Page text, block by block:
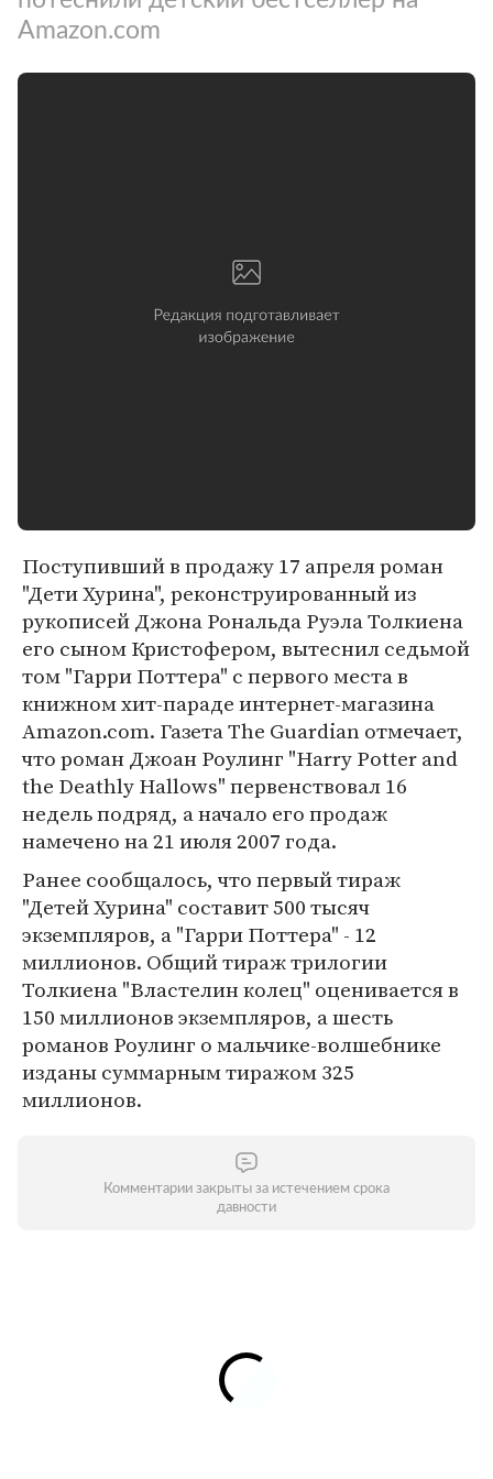
Amazon.com
Поступивший в продажу 17 апреля роман
"Дети Хурина", реконструированный из
рукописей Джона Рональда Руэла Толкиена
его сыном Кристофером, вытеснил седьмой
том "Гарри Поттера" с первого места в
книжном хит-параде интернет-магазина
Amazon.com. Газета The Guardian отмечает,
что роман Джоан Роулинг "Harry Potter and
the Deathly Hallows" первенствовал 16
недель подряд, а начало его продаж
намечено на 21 июля 2007 года.
Ранее сообщалось, что первый тираж
"Детей Хурина" составит 500 тысяч
экземпляров, а "Гарри Поттера" - 12
миллионов. Общий тираж трилогии
Толкиена "Властелин колец" оценивается в
150 миллионов экземпляров, а шесть
романов Роулинг о мальчике-волшебнике
изданы суммарным тиражом 325
миллионов.
Комментарии закрыты за истечением срока
давности